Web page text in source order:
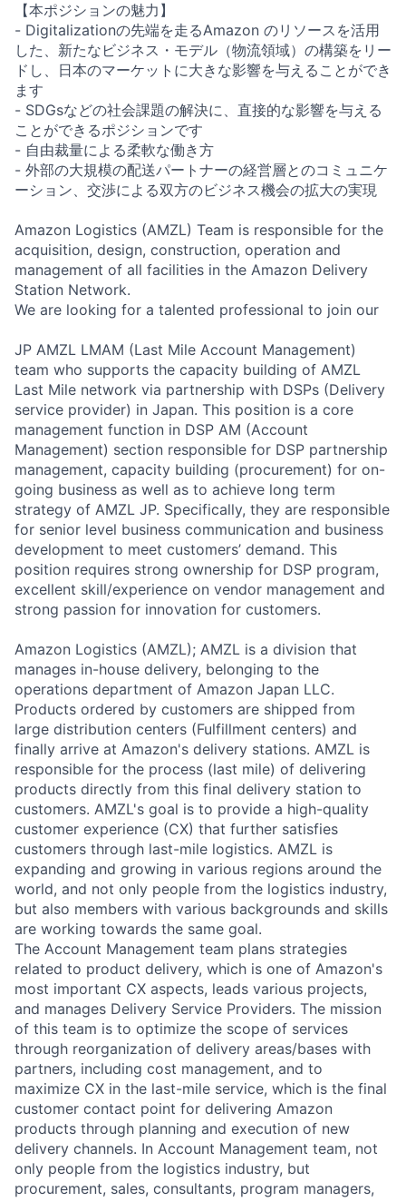
【本ポジションの魅力】
- Digitalizationの先端を走るAmazon のリソースを活用
した、新たなビジネス・モデル（物流領域）の構築をリー
ドし、日本のマーケットに大きな影響を与えることができ
ます
- SDGsなどの社会課題の解決に、直接的な影響を与える
ことができるポジションです
- 自由裁量による柔軟な働き方
- 外部の大規模の配送パートナーの経営層とのコミュニケ
ーション、交渉による双方のビジネス機会の拡大の実現
Amazon Logistics (AMZL) Team is responsible for the
acquisition, design, construction, operation and
management of all facilities in the Amazon Delivery
Station Network.
We are looking for a talented professional to join our
JP AMZL LMAM (Last Mile Account Management)
team who supports the capacity building of AMZL
Last Mile network via partnership with DSPs (Delivery
service provider) in Japan. This position is a core
management function in DSP AM (Account
Management) section responsible for DSP partnership
management, capacity building (procurement) for on-
going business as well as to achieve long term
strategy of AMZL JP. Specifically, they are responsible
for senior level business communication and business
development to meet customers’ demand. This
position requires strong ownership for DSP program,
excellent skill/experience on vendor management and
strong passion for innovation for customers.
Amazon Logistics (AMZL); AMZL is a division that
manages in-house delivery, belonging to the
operations department of Amazon Japan LLC.
Products ordered by customers are shipped from
large distribution centers (Fulfillment centers) and
finally arrive at Amazon's delivery stations. AMZL is
responsible for the process (last mile) of delivering
products directly from this final delivery station to
customers. AMZL's goal is to provide a high-quality
customer experience (CX) that further satisfies
customers through last-mile logistics. AMZL is
expanding and growing in various regions around the
world, and not only people from the logistics industry,
but also members with various backgrounds and skills
are working towards the same goal.
The Account Management team plans strategies
related to product delivery, which is one of Amazon's
most important CX aspects, leads various projects,
and manages Delivery Service Providers. The mission
of this team is to optimize the scope of services
through reorganization of delivery areas/bases with
partners, including cost management, and to
maximize CX in the last-mile service, which is the final
customer contact point for delivering Amazon
products through planning and execution of new
delivery channels. In Account Management team, not
only people from the logistics industry, but
procurement, sales, consultants, program managers,